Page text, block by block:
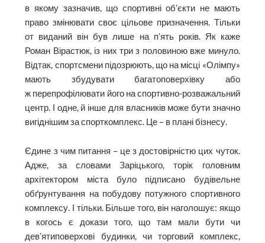
в якому зазначив, що спортивні об’єкти не мають
право змінювати своє цільове призначення. Тільки
от виданий він був лише на п’ять років. Як каже
Роман Вірастюк, із них три з половиною вже минуло.
Відтак, спортсмени підозрюють, що на місці «Олімпу»
мають збудувати багатоповерхівку або
ж перепрофілювати його на спортивно-розважальний
центр. І одне, й інше для власників може бути значно
вигіднішим за спорткомплекс. Це – в плані бізнесу.
Єдине з чим питання – це з достовірністю цих чуток.
Адже, за словами Заріцького, торік головним
архітектором міста було підписано будівельне
обґрунтування на побудову потужного спортивного
комплексу. І тільки. Більше того, він наголошує: якщо
в когось є докази того, що там мали бути чи
дев’ятиповерхові будинки, чи торговий комплекс,